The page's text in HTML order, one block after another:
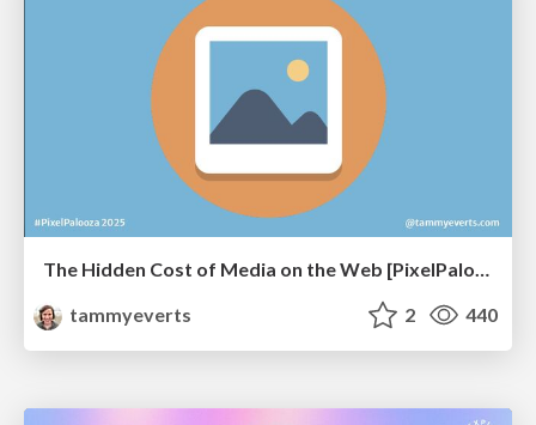
The Hidden Cost of Media on the Web [PixelPalooza 2025]
tammyeverts
2 440